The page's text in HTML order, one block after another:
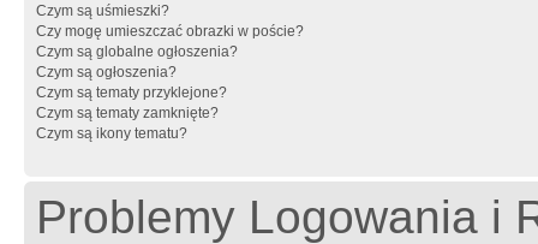
Czym są uśmieszki?
Czy mogę umieszczać obrazki w poście?
Czym są globalne ogłoszenia?
Czym są ogłoszenia?
Czym są tematy przyklejone?
Czym są tematy zamknięte?
Czym są ikony tematu?
Problemy Logowania i